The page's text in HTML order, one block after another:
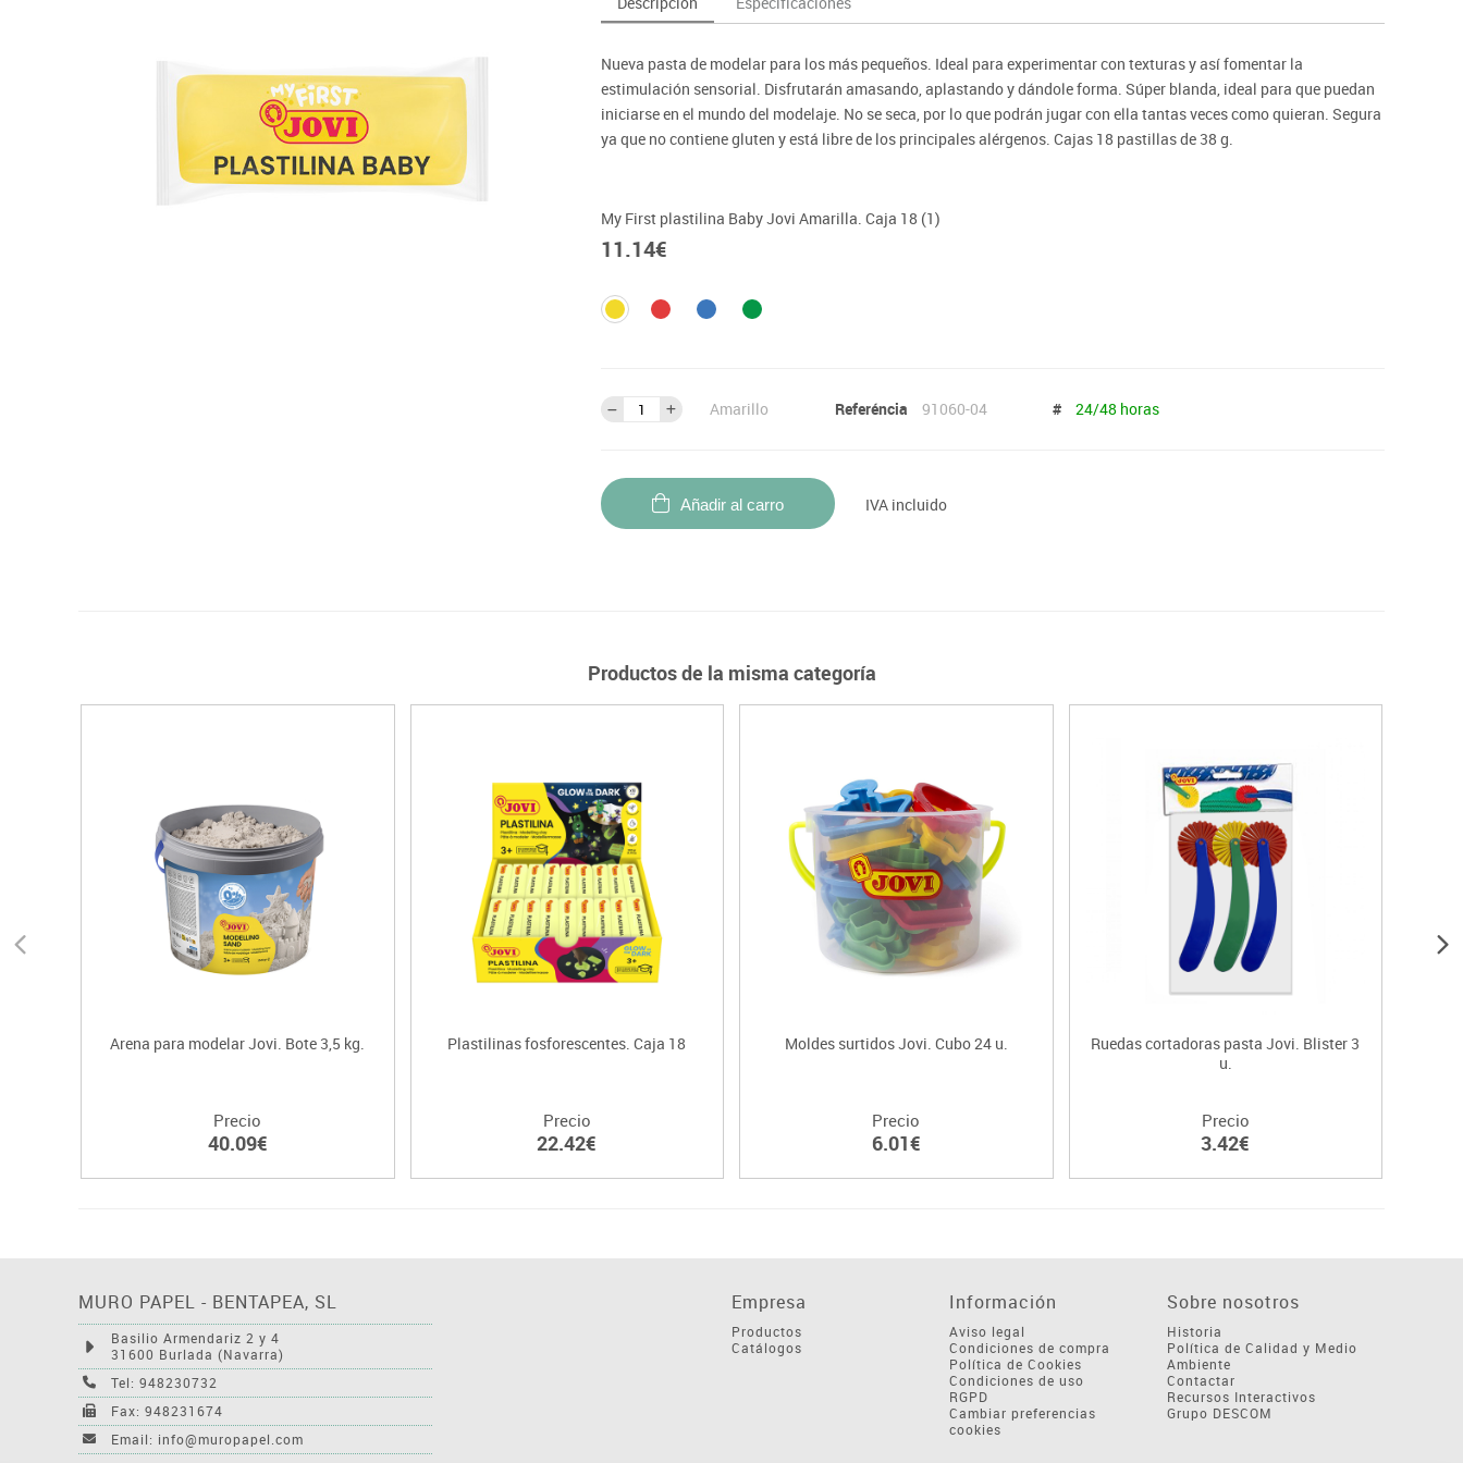
Material escolar
Plastifica, encuaderna, destruye
Papel y manipulados
Juegos simbólicos
Deportes raqueta
Protección deportiva
Psicomotricidad
Monitores interactivos
Pantallas de proyección
Soportes
Videoproyección
Nueva pasta de modelar para los más pequeños. Ideal para experimentar con texturas y así fomentar la
estimulación sensorial. Disfrutarán amasando, aplastando y dándole forma. Súper blanda, ideal para que puedan
iniciarse en el mundo del modelaje. No se seca, por lo que podrán jugar con ella tantas veces como quieran. Segura
ya que no contiene gluten y está libre de los principales alérgenos. Cajas 18 pastillas de 38 g.
My First plastilina Baby Jovi Amarilla. Caja 18 (1)
11.14€
Amarillo Referéncia 91060-04 # 24/48 horas
Añadir al carro IVA incluido
Productos de la misma categoría
Arena para modelar Jovi. Bote 3,5 kg.
Precio
40.09€
Plastilinas fosforescentes. Caja 18
Precio
22.42€
Moldes surtidos Jovi. Cubo 24 u.
Precio
6.01€
Ruedas cortadoras pasta Jovi. Blister 3
u.
Precio
3.42€
MURO PAPEL - BENTAPEA, SL
Basilio Armendariz 2 y 4
31600 Burlada (Navarra)
Tel: 948230732
Fax: 948231674
Email: info@muropapel.com
Empresa
Productos
Catálogos
Información
Aviso legal
Condiciones de compra
Política de Cookies
Condiciones de uso
RGPD
Cambiar preferencias
cookies
Sobre nosotros
Historia
Política de Calidad y Medio
Ambiente
Contactar
Recursos Interactivos
Grupo DESCOM